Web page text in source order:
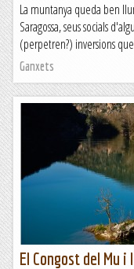
La muntanya queda ben
Saragossa, seus socials
(perpetren?) inversions
Ganxets
El Congost del Mu i